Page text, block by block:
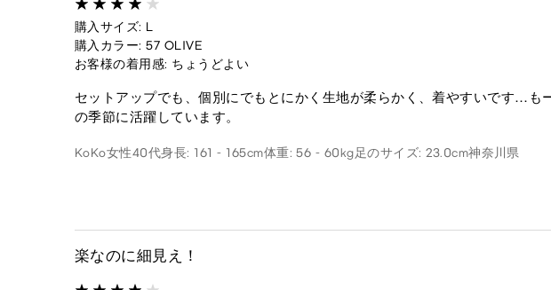
購入サイズ: L
購入カラー: 57 OLIVE
お客様の着用感: ちょうどよい
セットアップでも、個別にでもとにかく生地が柔らかく、着やすいです…も
の季節に活躍しています。
KoKo女性40代身長: 161 - 165cm体重: 56 - 60kg足のサイズ: 23.0cm神奈川県
楽なのに細見え！